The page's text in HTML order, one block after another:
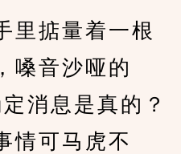
掂量着一根
嗓音沙哑的
消息是真的？
情可马虎不